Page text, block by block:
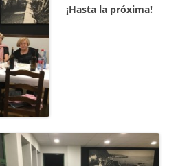
¡Hasta la próxima!